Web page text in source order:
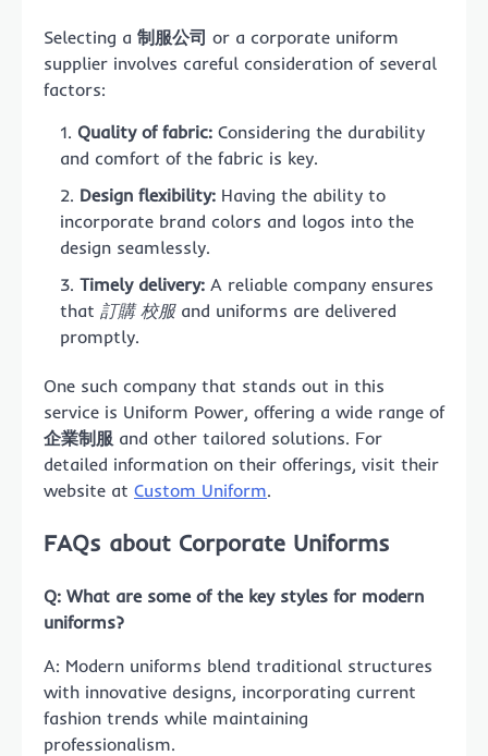
Selecting a 制服公司 or a corporate uniform
supplier involves careful consideration of several
factors:
Quality of fabric: Considering the durability
and comfort of the fabric is key.
Design flexibility: Having the ability to
incorporate brand colors and logos into the
design seamlessly.
Timely delivery: A reliable company ensures
that 訂購 校服and uniforms are delivered
promptly.
One such company that stands out in this
service is Uniform Power, offering a wide range of
企業制服 and other tailored solutions. For
detailed information on their offerings, visit their
website at Custom Uniform.
FAQs about Corporate Uniforms
Q: What are some of the key styles for modern
uniforms?
A: Modern uniforms blend traditional structures
with innovative designs, incorporating current
fashion trends while maintaining
professionalism.